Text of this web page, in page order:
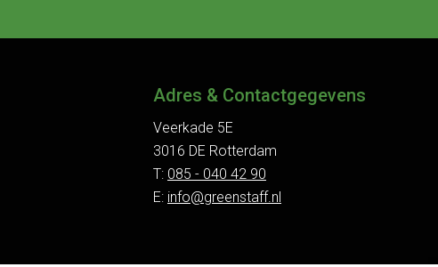
Adres & Contactgegevens
Veerkade 5E
3016 DE Rotterdam
T: 085 - 040 42 90
E: info@greenstaff.nl